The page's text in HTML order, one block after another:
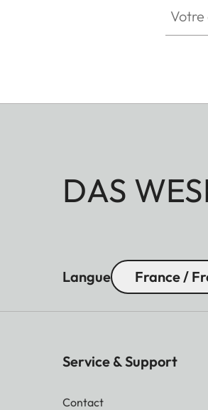
DAS
Langue France /
Service & Support
Contact